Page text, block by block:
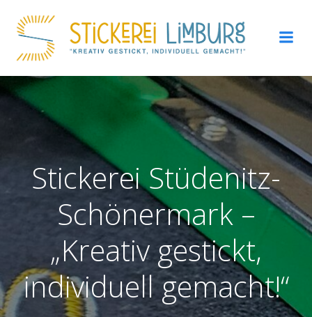
Inhalt
springen
Stickerei Stüdenitz-
Schönermark –
„Kreativ gestickt,
individuell gemacht!“